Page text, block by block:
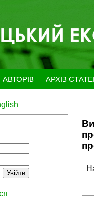
АВТОРІВ АРХІВ